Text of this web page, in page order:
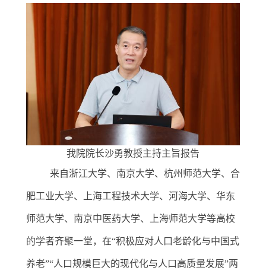
我院院长沙勇教授主持主旨报告
来自浙江大学、南京大学、杭州师范大学、合
肥工业大学、上海工程技术大学、河海大学、华东
师范大学、南京中医药大学、上海师范大学等高校
的学者齐聚一堂，在“积极应对人口老龄化与中国式
养老”“人口规模巨大的现代化与人口高质量发展”两